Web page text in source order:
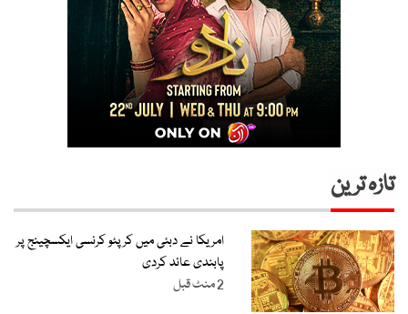
تازہ ترین
امریکا نے دبئی میں کرپٹو کرنسی ایکسچینج پر
پابندی عائد کردی
2 منٹ قبل